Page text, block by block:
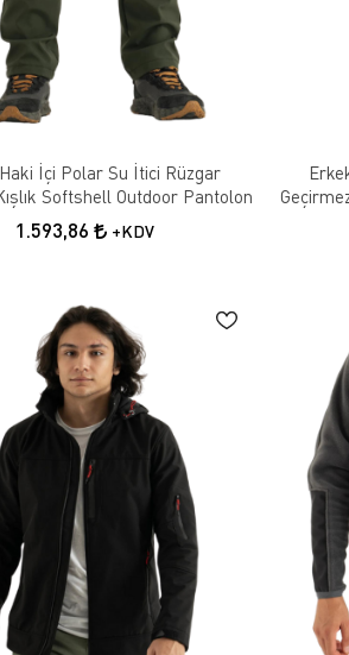
İçi Polar Su İtici Rüzgar
Softshell Outdoor Pantolon
1.593,86 +KDV